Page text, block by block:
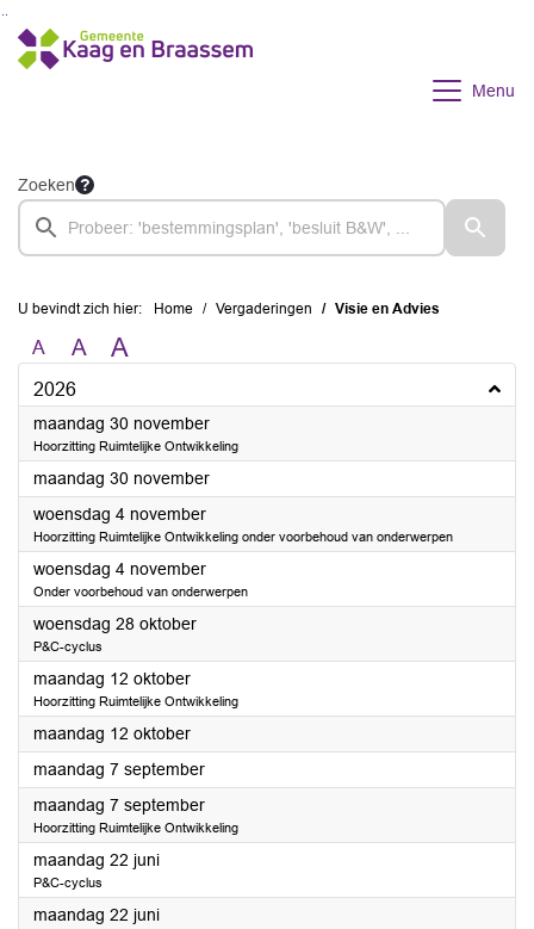
Ga naar de inhoud van deze pagina
Ga naar het zoeken
Ga naar het menu
Menu
Zoeken
U bevindt zich hier: Home Vergaderingen Visie en Advies
A A A
2026
maandag 30 november2026
Hoorzitting Ruimtelijke Ontwikkeling
maandag 30 november2026
woensdag 4 november2026
Hoorzitting Ruimtelijke Ontwikkeling onder voorbehoud van onderwerpen
woensdag 4 november2026
Onder voorbehoud van onderwerpen
woensdag 28 oktober2026
P&C-cyclus
maandag 12 oktober2026
Hoorzitting Ruimtelijke Ontwikkeling
maandag 12 oktober2026
maandag 7 september2026
maandag 7 september2026
Hoorzitting Ruimtelijke Ontwikkeling
maandag 22 juni2026
P&C-cyclus
maandag 22 juni2026